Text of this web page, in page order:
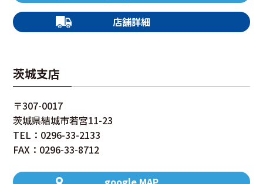
店舗詳細
茨城支店
〒307-0017
茨城県結城市若宮11-23
TEL：0296-33-2133
FAX：0296-33-8712